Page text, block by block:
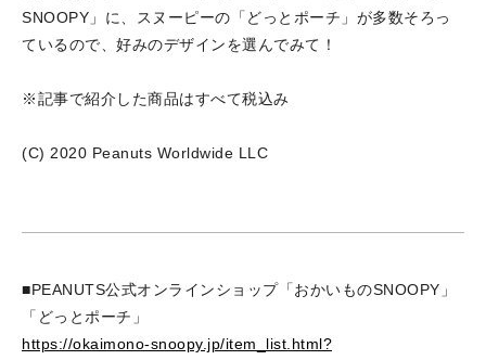
SNOOPY」に、スヌーピーの「どっとポーチ」が多数そろっ
ているので、好みのデザインを選んでみて！
※記事で紹介した商品はすべて税込み
(C) 2020 Peanuts Worldwide LLC
■PEANUTS公式オンラインショップ「おかいものSNOOPY」
「どっとポーチ」
https://okaimono-snoopy.jp/item_list.html?